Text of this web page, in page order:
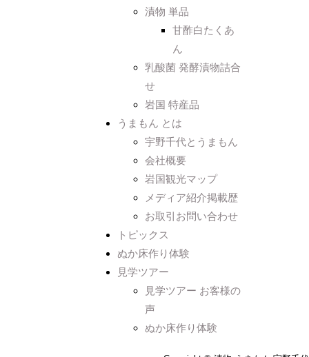
漬物 単品
甘酢白たくあ
ん
乳酸菌 発酵漬物詰合
せ
岩国 特産品
うまもん とは
宇野千代とうまもん
会社概要
岩国観光マップ
メディア紹介掲載歴
お取引お問い合わせ
トピックス
ぬか床作り体験
見学ツアー
見学ツアー お客様の
声
ぬか床作り体験